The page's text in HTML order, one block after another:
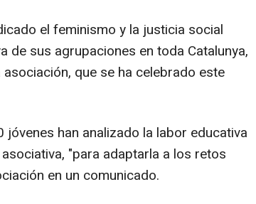
el feminismo y la justicia social
de sus agrupaciones en toda Catalunya,
que se ha celebrado este
han analizado la labor educativa
"para adaptarla a los retos
en un comunicado.